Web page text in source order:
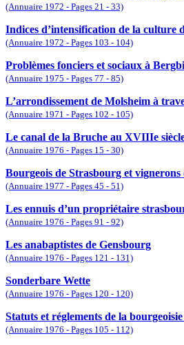
(Annuaire 1972 - Pages 21 - 33)
Indices d’intensification de la culture
(Annuaire 1972 - Pages 103 - 104)
Problèmes fonciers et sociaux à
(Annuaire 1975 - Pages 77 - 85)
L’arrondissement de Molsheim à
(Annuaire 1971 - Pages 102 - 105)
Le canal de la Bruche au XVIIIe
(Annuaire 1976 - Pages 15 - 30)
Bourgeois de Strasbourg et
(Annuaire 1977 - Pages 45 - 51)
Les ennuis d’un propriétaire
(Annuaire 1976 - Pages 91 - 92)
Les anabaptistes de Gensbourg
(Annuaire 1976 - Pages 121 - 131)
Sonderbare Wette
(Annuaire 1976 - Pages 120 - 120)
Statuts et réglements de la
(Annuaire 1976 - Pages 105 - 112)